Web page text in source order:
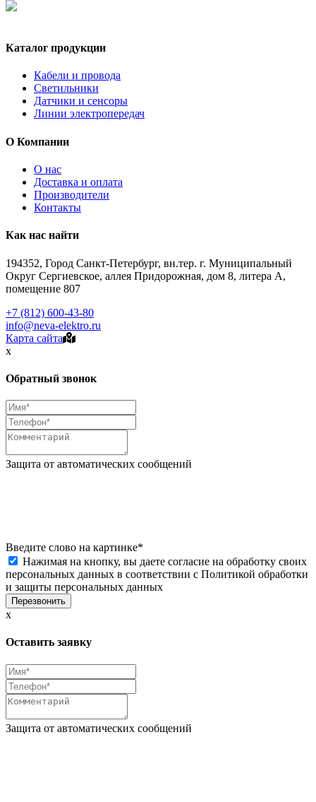
Каталог продукции
Кабели и провода
Светильники
Датчики и сенсоры
Линии электропередач
О Компании
О нас
Доставка и оплата
Производители
Контакты
Как нас найти
194352, Город Санкт-Петербург, вн.тер. г. Муниципальный
Округ Сергиевское, аллея Придорожная, дом 8, литера А,
помещение 807
+7 (812) 600-43-80
info@neva-elektro.ru
Карта сайта
x
Обратный звонок
Защита от автоматических сообщений
Введите слово на картинке*
Нажимая на кнопку, вы даете согласие на обработку своих
персональных данных в соответствии с Политикой обработки
и защиты персональных данных
x
Оставить заявку
Защита от автоматических сообщений